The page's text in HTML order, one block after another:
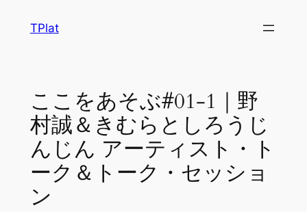
TPlat
ここをあそぶ#01-1｜野
村誠＆きむらとしろうじ
んじん アーティスト・ト
ーク＆トーク・セッショ
ン